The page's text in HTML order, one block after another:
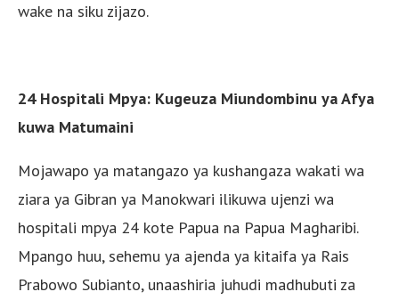
wake na siku zijazo.
24 Hospitali Mpya: Kugeuza Miundombinu ya Afya
kuwa Matumaini
Mojawapo ya matangazo ya kushangaza wakati wa
ziara ya Gibran ya Manokwari ilikuwa ujenzi wa
hospitali mpya 24 kote Papua na Papua Magharibi.
Mpango huu, sehemu ya ajenda ya kitaifa ya Rais
Prabowo Subianto, unaashiria juhudi madhubuti za